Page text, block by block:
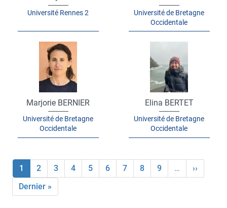
Université Rennes 2
Université de Bretagne
Occidentale
Marjorie BERNIER
Université de Bretagne
Occidentale
Elina BERTET
Université de Bretagne
Occidentale
Pagination
Page
courante
1 Page
2 Page
3 Page
4 Page
5 Page
6 Page
7 Page
8 Page
9 …
Page
suivante
››
Dernière
page
Dernier »